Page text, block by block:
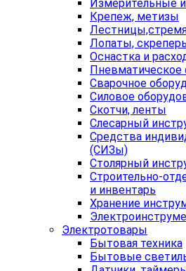
Измерительные
Крепеж, метизы
Лопаты,
Оснастка и
Пневматическое
Сварочное
Силовое
Скотчи, ленты
Слесарный
Средства
(СИЗы)
Столярный
Строительно-
и инвентарь
Хранение
Электротовары
Бытовая техника
Бытовые